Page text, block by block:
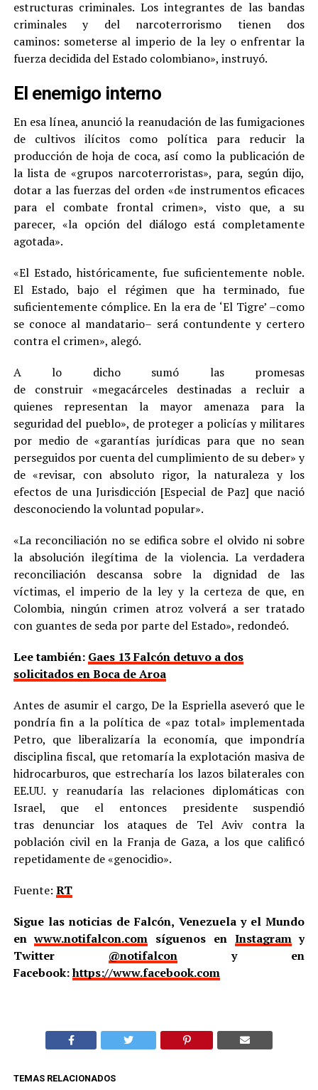
estructuras criminales. Los integrantes de las bandas
criminales y del narcoterrorismo tienen dos
caminos: someterse al imperio de la ley o enfrentar la
fuerza decidida del Estado colombiano», instruyó.
El enemigo interno
En esa línea, anunció la reanudación de las fumigaciones
de cultivos ilícitos como política para reducir la
producción de hoja de coca, así como la publicación de
la lista de «grupos narcoterroristas», para, según dijo,
dotar a las fuerzas del orden «de instrumentos eficaces
para el combate frontal crimen», visto que, a su
parecer, «la opción del diálogo está completamente
agotada».
«El Estado, históricamente, fue suficientemente noble.
El Estado, bajo el régimen que ha terminado, fue
suficientemente cómplice. En la era de ‘El Tigre’ –como
se conoce al mandatario– será contundente y certero
contra el crimen», alegó.
A lo dicho sumó las promesas
de construir «megacárceles destinadas a recluir a
quienes representan la mayor amenaza para la
seguridad del pueblo», de proteger a policías y militares
por medio de «garantías jurídicas para que no sean
perseguidos por cuenta del cumplimiento de su deber» y
de «revisar, con absoluto rigor, la naturaleza y los
efectos de una Jurisdicción [Especial de Paz] que nació
desconociendo la voluntad popular».
«La reconciliación no se edifica sobre el olvido ni sobre
la absolución ilegítima de la violencia. La verdadera
reconciliación descansa sobre la dignidad de las
víctimas, el imperio de la ley y la certeza de que, en
Colombia, ningún crimen atroz volverá a ser tratado
con guantes de seda por parte del Estado», redondeó.
Lee también: Gaes 13 Falcón detuvo a dos
solicitados en Boca de Aroa
Antes de asumir el cargo, De la Espriella aseveró que le
pondría fin a la política de «paz total» implementada
Petro, que liberalizaría la economía, que impondría
disciplina fiscal, que retomaría la explotación masiva de
hidrocarburos, que estrecharía los lazos bilaterales con
EE.UU. y reanudaría las relaciones diplomáticas con
Israel, que el entonces presidente suspendió
tras denunciar los ataques de Tel Aviv contra la
población civil en la Franja de Gaza, a los que calificó
repetidamente de «genocidio».
Fuente: RT
Sigue las noticias de Falcón, Venezuela y el Mundo
enwww.notifalcon.com síguenos en Instagramy
Twitter @notifalcony en
Facebook:https://www.facebook.com
TEMAS RELACIONADOS